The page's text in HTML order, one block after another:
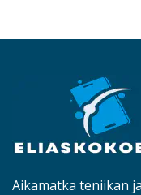
Aikamatka teniikan